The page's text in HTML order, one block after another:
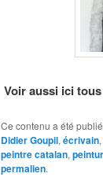
Voir aussi ici
Ce contenu a été
Didier Goupil, écrivain,
peintre catalan,
permalien.